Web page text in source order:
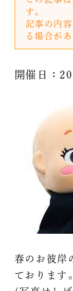
す。
記事の内
る場合が
開催日：
春のお彼岸
ております